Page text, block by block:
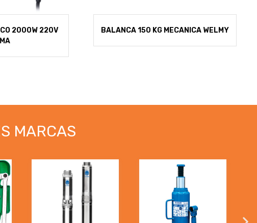
2000W 220V
BALANCA 150 KG MECANICA WELMY
MARCAS